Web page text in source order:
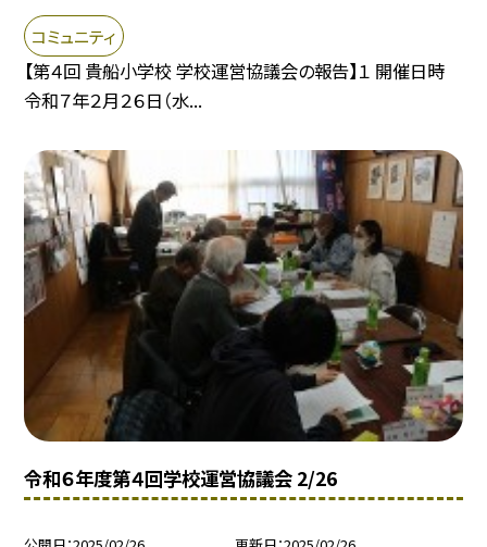
コミュニティ
【第４回 貴船小学校 学校運営協議会の報告】１ 開催日時
令和７年２月２６日（水...
令和６年度第４回学校運営協議会 2/26